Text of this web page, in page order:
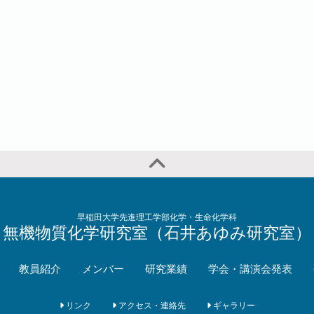
早稲田大学先進理工学部化学・生命化学科
無機物質化学研究室（石井あゆみ研究室）
教員紹介 メンバー 研究業績 学会・講演会発表
リンク アクセス・連絡先 ギャラリー